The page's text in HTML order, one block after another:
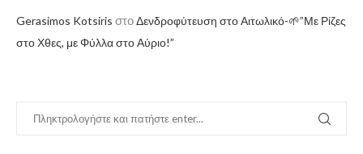
Gerasimos Kotsiris στοΔενδροφύτευση στο Αιτωλικό-🌱”Με Ρίζες
στο Χθες, με Φύλλα στο Αύριο!”